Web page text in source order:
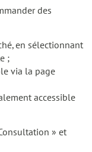
des
en sélectionnant
;
via la page
accessible
» et